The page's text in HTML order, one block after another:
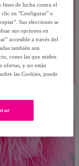
fines de lucha contra el
clic en "Configurar" o
Sus elecciones se
sus opciones en
accesible a través del
también son
como las que miden
ofertas, y no están
las Cookies, puede